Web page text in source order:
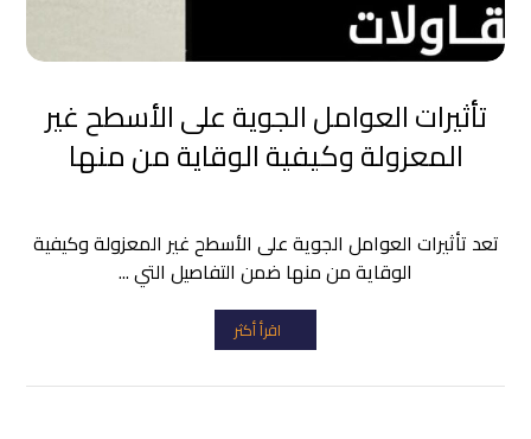
تأثيرات العوامل الجوية على الأسطح غير
المعزولة وكيفية الوقاية من منها
تعد تأثيرات العوامل الجوية على الأسطح غير المعزولة وكيفية
الوقاية من منها ضمن التفاصيل التي ...
اقرأ أكثر